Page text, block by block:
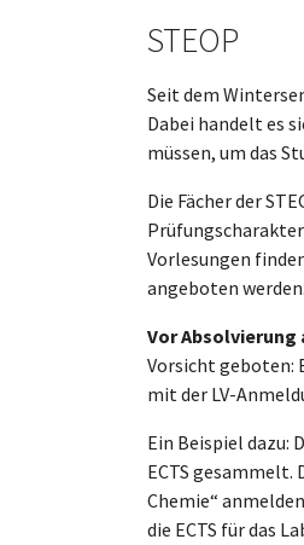
STEOP
Seit dem
Dabei handelt es
müssen, um das
Die Fächer der
Vorlesungen
angeboten werden.
Vor Absolvierung
Vorsicht geboten:
mit der LV-
Ein Beispiel dazu:
ECTS gesammelt.
Chemie“
die ECTS für das